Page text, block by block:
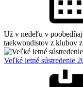
Už v nedeľu v
taekwondistov z klubov
Veľké letné sústredenie